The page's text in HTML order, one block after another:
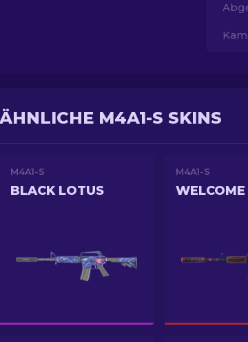
ÄHNLICHE M4A1-S SKINS
M4A1-S
BLACK LOTUS
M4A1-S